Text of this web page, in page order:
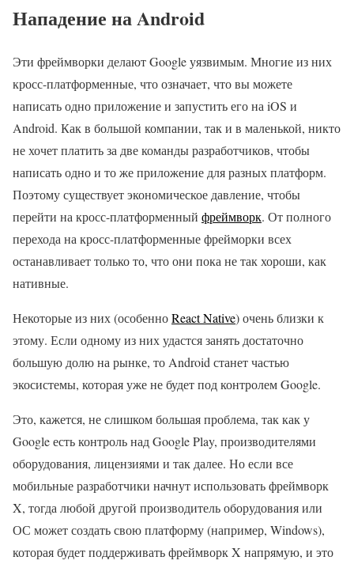
Нападение на Android
Эти фреймворки делают Google уязвимым. Многие из них
кросс-платформенные, что означает, что вы можете
написать одно приложение и запустить его на iOS и
Android. Как в большой компании, так и в маленькой, никто
не хочет платить за две команды разработчиков, чтобы
написать одно и то же приложение для разных платформ.
Поэтому существует экономическое давление, чтобы
перейти на кросс-платформенный фреймворк. От полного
перехода на кросс-платформенные фрейморки всех
останавливает только то, что они пока не так хороши, как
нативные.
Некоторые из них (особенноReact Native) очень близки к
этому. Если одному из них удастся занять достаточно
большую долю на рынке, то Android станет частью
экосистемы, которая уже не будет под контролем Google.
Это, кажется, не слишком большая проблема, так как у
Google есть контроль над Google Play, производителями
оборудования, лицензиями и так далее. Но если все
мобильные разработчики начнут использовать фреймворк
X, тогда любой другой производитель оборудования или
ОС может создать свою платформу (например, Windows),
которая будет поддерживать фреймворк X напрямую, и это